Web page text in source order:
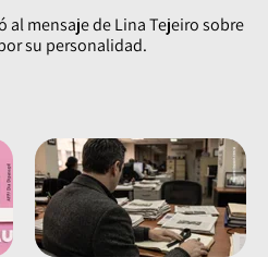
al mensaje de Lina Tejeiro sobre
su personalidad.